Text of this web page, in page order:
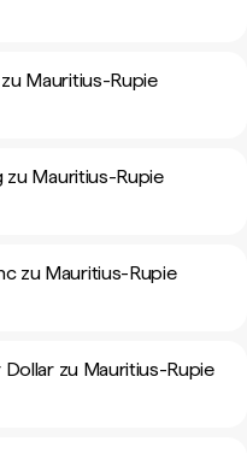
Mauritius-Rupie
zu Mauritius-Rupie
zu Mauritius-Rupie
zu Mauritius-Rupie